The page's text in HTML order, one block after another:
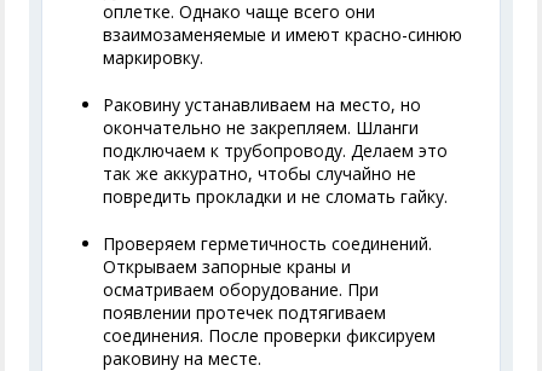
оплетке. Однако чаще всего они
взаимозаменяемые и имеют красно-синюю
маркировку.
Раковину устанавливаем на место, но
окончательно не закрепляем. Шланги
подключаем к трубопроводу. Делаем это
так же аккуратно, чтобы случайно не
повредить прокладки и не сломать гайку.
Проверяем герметичность соединений.
Открываем запорные краны и
осматриваем оборудование. При
появлении протечек подтягиваем
соединения. После проверки фиксируем
раковину на месте.